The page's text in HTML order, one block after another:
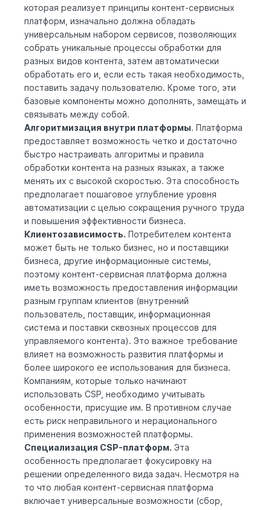
которая реализует принципы контент-сервисных
платформ, изначально должна обладать
универсальным набором сервисов, позволяющих
собрать уникальные процессы обработки для
разных видов контента, затем автоматически
обработать его и, если есть такая необходимость,
поставить задачу пользователю. Кроме того, эти
базовые компоненты можно дополнять, замещать и
связывать между собой.
Алгоритмизация внутри платформы. Платформа
предоставляет возможность четко и достаточно
быстро настраивать алгоритмы и правила
обработки контента на разных языках, а также
менять их с высокой скоростью. Эта способность
предполагает пошаговое углубление уровня
автоматизации с целью сокращения ручного труда
и повышения эффективности бизнеса.
Клиентозависимость. Потребителем контента
может быть не только бизнес, но и поставщики
бизнеса, другие информационные системы,
поэтому контент-сервисная платформа должна
иметь возможность предоставления информации
разным группам клиентов (внутренний
пользователь, поставщик, информационная
система и поставки сквозных процессов для
управляемого контента). Это важное требование
влияет на возможность развития платформы и
более широкого ее использования для бизнеса.
Компаниям, которые только начинают
использовать CSP, необходимо учитывать
особенности, присущие им. В противном случае
есть риск неправильного и нерационального
применения возможностей платформы.
Специализация CSP-платформ. Эта
особенность предполагает фокусировку на
решении определенного вида задач. Несмотря на
то что любая контент-сервисная платформа
включает универсальные возможности (сбор,